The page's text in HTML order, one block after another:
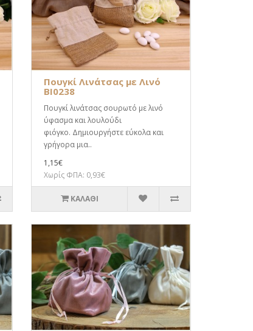
Πουγκί Λινάτσας με Λινό
BI0238
Πουγκί λινάτσας σουρωτό με λινό
ύφασμα και λουλούδι
φιόγκο. Δημιουργήστε εύκολα και
γρήγορα μια..
1,15€
Χωρίς ΦΠΑ: 0,93€
ΚΑΛΆΘΙ